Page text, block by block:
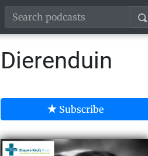
Dierenduin
Subscribe